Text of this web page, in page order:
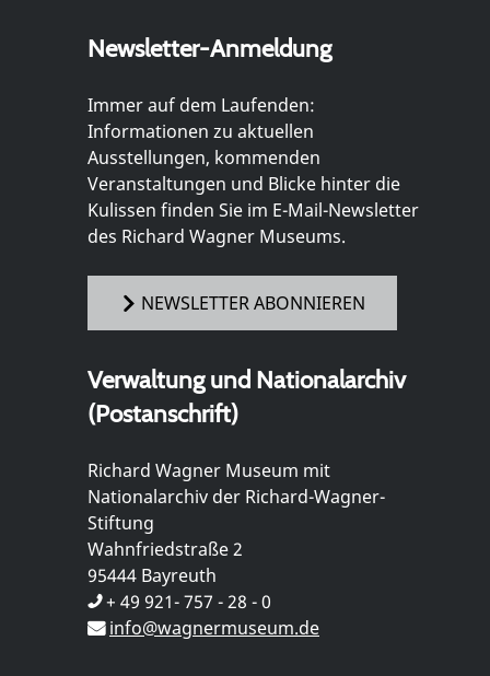
Newsletter-Anmeldung
Immer auf dem Laufenden:
Informationen zu aktuellen
Ausstellungen, kommenden
Veranstaltungen und Blicke hinter die
Kulissen finden Sie im E-Mail-Newsletter
des Richard Wagner Museums.
NEWSLETTER ABONNIEREN
Verwaltung und Nationalarchiv
(Postanschrift)
Richard Wagner Museum mit
Nationalarchiv der Richard-Wagner-
Stiftung
Wahnfriedstraße 2
95444 Bayreuth
+ 49 921- 757 - 28 - 0
info@wagnermuseum.de